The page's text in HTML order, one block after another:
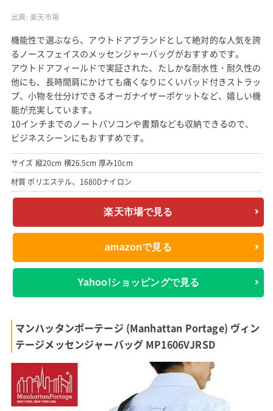
出典: 楽天市場
機能性で選ぶなら、アウトドアブランドとして絶対的な人気を誇
るノースフェイスのメッセンジャーバッグがおすすめです。
アウトドアフィールドで実証された、たしかな耐水性・耐久性の
他にも、長時間肩にかけても痛くなりにくいパッド付きストラッ
プ、小物を仕分けできるオーガナイザーポケットなど、嬉しい機
能が充実しています。
10インチまでのノートパソコンや書類なども収納できるので、
ビジネスシーンにもおすすめです。
サイズ 縦20cm 横26.5cm 厚み10cm
材質 ポリエステル、1680Dナイロン
楽天市場で見る
amazonで見る
Yahoo!ショッピングで見る
マンハッタンポーテージ (Manhattan Portage) ヴィン
テージメッセンジャーバッグ MP1606VJRSD